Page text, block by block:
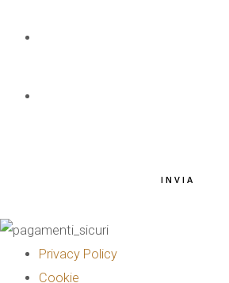
INVIA
Privacy Policy
Cookie